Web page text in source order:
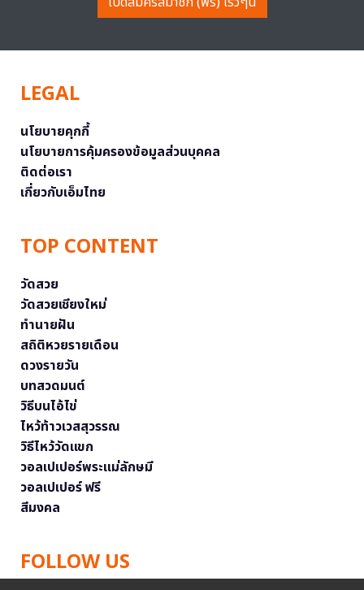
LEGAL
นโยบายคุกกี้
นโยบายการคุ้มครองข้อมูลส่วนบุคคล
ติดต่อเรา
เกี่ยวกับเอ็มไทย
TOP CONTENT
วัดสวย
วัดสวยเชียงใหม่
ทำนายฝัน
สถิติหวยรายเดือน
ดวงรายวัน
บทสวดมนต์
วิธีบนไอ้ไข่
ไหว้ท้าวเวสสุวรรณ
วิธีไหว้วัดแขก
วอลเปเปอร์พระแม่ลักษมี
วอลเปเปอร์ ฟรี
สีมงคล
FOLLOW US